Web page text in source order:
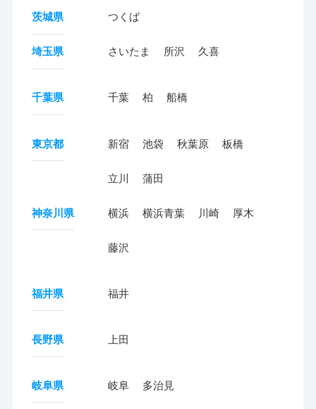
茨城県 つくば
埼玉県 さいたま 所沢 久喜
千葉県 千葉 柏 船橋
東京都 新宿 池袋 秋葉原 板橋
立川 蒲田
神奈川県 横浜 横浜青葉 川崎 厚木
藤沢
福井県 福井
長野県 上田
岐阜県 岐阜 多治見